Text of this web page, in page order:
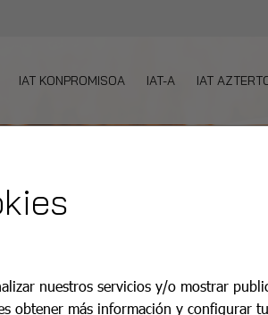
IAT KONPROMISOA IAT-A IAT
nuestros servicios y/o mostrar
obtener más información y configurar